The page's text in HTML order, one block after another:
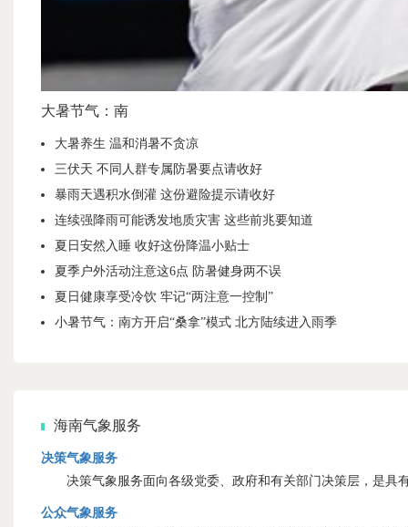
大暑节气：南
大暑养生 温和消暑不贪凉
三伏天 不同人群专属防暑要点请收好
暴雨天遇积水倒灌 这份避险提示请收好
连续强降雨可能诱发地质灾害 这些前兆要知道
夏日安然入睡 收好这份降温小贴士
夏季户外活动注意这6点 防暑健身两不误
夏日健康享受冷饮 牢记“两注意一控制”
小暑节气：南方开启“桑拿”模式 北方陆续进入雨季
海南气象服务
决策气象服务
决策气象服务面向各级党委、政府和有关部门决策层，是具
公众气象服务